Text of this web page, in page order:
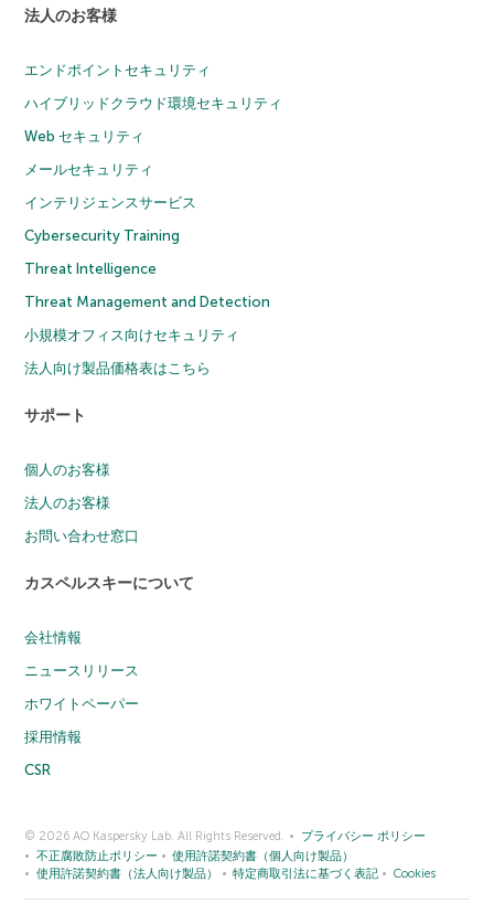
法人のお客様
エンドポイントセキュリティ
ハイブリッドクラウド環境セキュリティ
Web セキュリティ
メールセキュリティ
インテリジェンスサービス
Cybersecurity Training
Threat Intelligence
Threat Management and Detection
小規模オフィス向けセキュリティ
法人向け製品価格表はこちら
サポート
個人のお客様
法人のお客様
お問い合わせ窓口
カスペルスキーについて
会社情報
ニュースリリース
ホワイトペーパー
採用情報
CSR
© 2026 AO Kaspersky Lab. All Rights Reserved.
プライバシー ポリシー
不正腐敗防止ポリシー
使用許諾契約書（個人向け製品）
使用許諾契約書（法人向け製品）
特定商取引法に基づく表記 Cookies